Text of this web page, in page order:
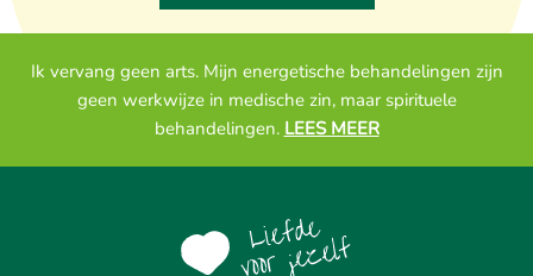
Ik vervang geen arts. Mijn energetische behandelingen zijn
geen werkwijze in medische zin, maar spirituele
behandelingen. LEES MEER